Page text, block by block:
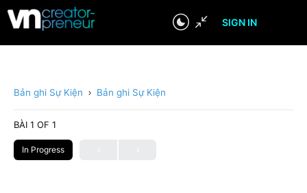
SIGN IN
Bản ghi Sự Kiện Bản ghi Sự Kiện
BÀI 1 OF 1
In Progress